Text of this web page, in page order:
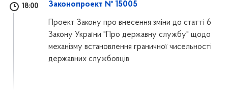
18:00 Законопроект № 15005
Проект Закону про внесення зміни до статті 6
Закону України "Про державну службу" щодо
механізму встановлення граничної чисельності
державних службовців